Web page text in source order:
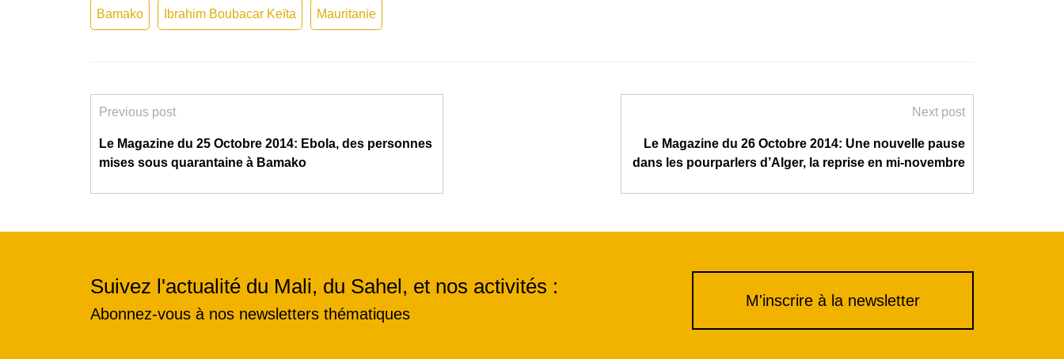
Bamako Ibrahim Boubacar Keïta Mauritanie
Previous post
Le Magazine du 25 Octobre 2014: Ebola, des personnes
mises sous quarantaine à Bamako
Next post
Le Magazine du 26 Octobre 2014: Une nouvelle pause
dans les pourparlers d’Alger, la reprise en mi-novembre
Suivez l'actualité du Mali, du Sahel, et nos activités :
Abonnez-vous à nos newsletters thématiques
M'inscrire à la newsletter